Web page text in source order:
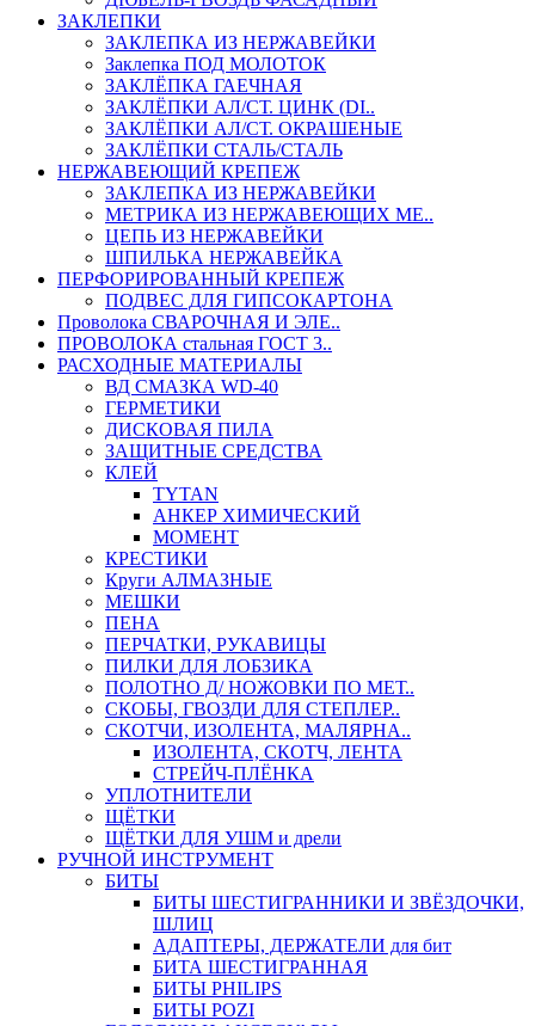
ЗАКЛЕПКИ
ЗАКЛЕПКА ИЗ НЕРЖАВЕЙКИ
Заклепка ПОД МОЛОТОК
ЗАКЛЁПКА ГАЕЧНАЯ
ЗАКЛЁПКИ АЛ/СТ. ЦИНК (DI..
ЗАКЛЁПКИ АЛ/СТ. ОКРАШЕНЫЕ
ЗАКЛЁПКИ СТАЛЬ/СТАЛЬ
НЕРЖАВЕЮЩИЙ КРЕПЕЖ
ЗАКЛЕПКА ИЗ НЕРЖАВЕЙКИ
МЕТРИКА ИЗ НЕРЖАВЕЮЩИХ МЕ..
ЦЕПЬ ИЗ НЕРЖАВЕЙКИ
ШПИЛЬКА НЕРЖАВЕЙКА
ПЕРФОРИРОВАННЫЙ КРЕПЕЖ
ПОДВЕС ДЛЯ ГИПСОКАРТОНА
Проволока СВАРОЧНАЯ И ЭЛЕ..
ПРОВОЛОКА стальная ГОСТ 3..
РАСХОДНЫЕ МАТЕРИАЛЫ
ВД СМАЗКА WD-40
ГЕРМЕТИКИ
ДИСКОВАЯ ПИЛА
ЗАЩИТНЫЕ СРЕДСТВА
КЛЕЙ
TYTAN
АНКЕР ХИМИЧЕСКИЙ
МОМЕНТ
КРЕСТИКИ
Круги АЛМАЗНЫЕ
МЕШКИ
ПЕНА
ПЕРЧАТКИ, РУКАВИЦЫ
ПИЛКИ ДЛЯ ЛОБЗИКА
ПОЛОТНО Д/ НОЖОВКИ ПО МЕТ..
СКОБЫ, ГВОЗДИ ДЛЯ СТЕПЛЕР..
СКОТЧИ, ИЗОЛЕНТА, МАЛЯРНА..
ИЗОЛЕНТА, СКОТЧ, ЛЕНТА
СТРЕЙЧ-ПЛЁНКА
УПЛОТНИТЕЛИ
ЩЁТКИ
ЩЁТКИ ДЛЯ УШМ и дрели
РУЧНОЙ ИНСТРУМЕНТ
БИТЫ
БИТЫ ШЕСТИГРАННИКИ И ЗВЁЗДОЧКИ,
ШЛИЦ
АДАПТЕРЫ, ДЕРЖАТЕЛИ для бит
БИТА ШЕСТИГРАННАЯ
БИТЫ PHILIPS
БИТЫ POZI